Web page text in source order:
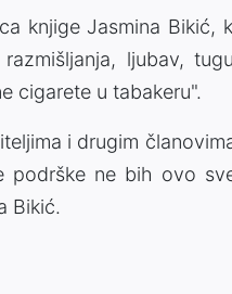
knjige Jasmina Bikić,
ljubav,
cigarete u tabakeru".
i drugim
podrške ne bih ovo
Bikić.